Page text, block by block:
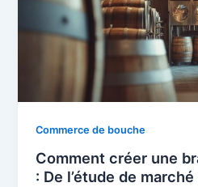
Commerce de bouche
Comment créer une
: De l’étude de